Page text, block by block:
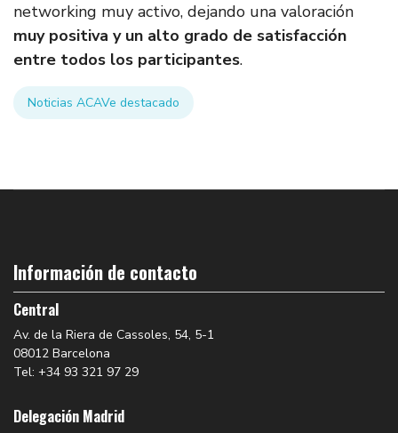
networking muy activo, dejando una valoración
muy positiva y un alto grado de satisfacción
entre todos los participantes.
Noticias ACAVe destacado
Información de contacto
Central
Av. de la Riera de Cassoles, 54, 5-1
08012 Barcelona
Tel: +34 93 321 97 29
Delegación Madrid